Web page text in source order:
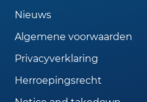
Nieuws
Algemene voorwaarden
Privacyverklaring
Herroepingsrecht